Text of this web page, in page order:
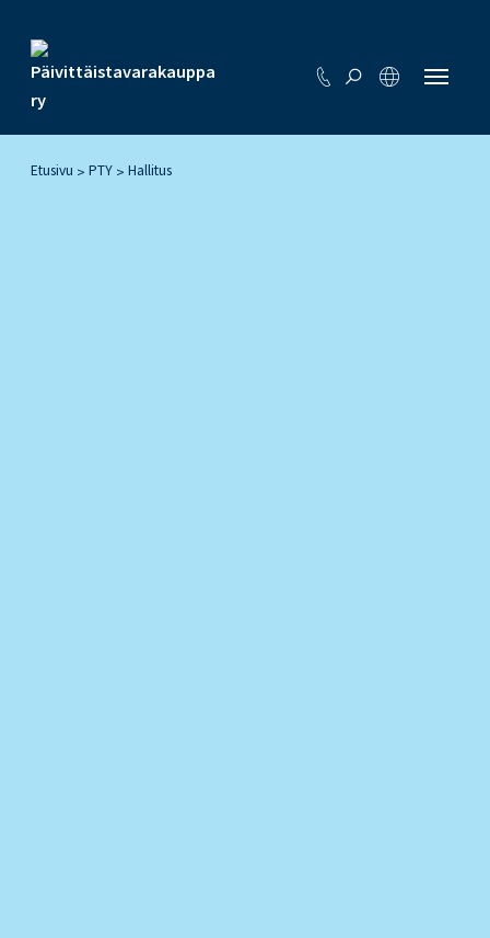
Etusivu > PTY > Hallitus